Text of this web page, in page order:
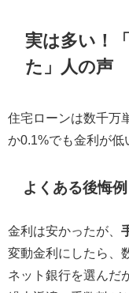
実は多い！
た」人の声
住宅ローンは数千万
か0.1%でも金利が低
よくある後悔例
金利は安かったが、
変動金利にしたら、
ネット銀行を選んだ